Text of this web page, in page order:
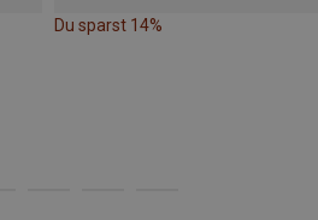
Du sparst 14%